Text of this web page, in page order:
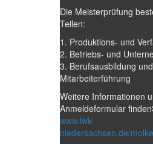
Die Meisterprüfung
Teilen:
1. Produktions- und
2. Betriebs- und
3. Berufsausbildung und
Mitarbeiterführung
Weitere Informationen
Anmeldeformular
www.lwk-
niedersachsen.de/